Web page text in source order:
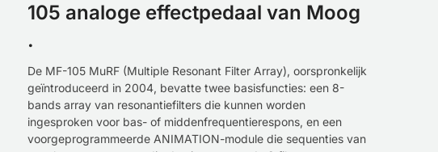
105 analoge effectpedaal van Moog
.
De MF-105 MuRF (Multiple Resonant Filter Array), oorspronkelijk
geïntroduceerd in 2004, bevatte twee basisfuncties: een 8-
bands array van resonantiefilters die kunnen worden
ingesproken voor bas- of middenfrequentierespons, en een
voorgeprogrammeerde ANIMATION-module die sequenties van